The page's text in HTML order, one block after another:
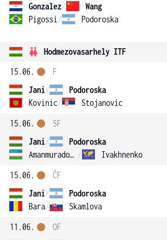
Gonzalez/
Wang
Pigossi / Podoroska
Hodmezovasarhely ITF
15.06.
Jani/
Podoroska
Kovinic/ Stojanovic
F
15.06.
Jani/
Podoroska
Amanmuradova / Ivakhnenko
SF
15.06.
Jani/
Podoroska
Bara/ Skamlova
ČF
11.06.
OF